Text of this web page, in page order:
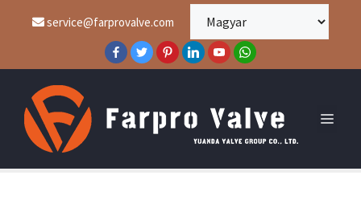
service@farprovalve.com